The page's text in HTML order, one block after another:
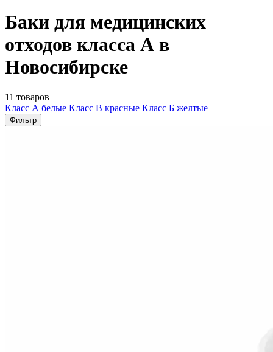
Баки для медицинских
отходов класса А в
Новосибирске
11 товаров
Класс А белые Класс В красные Класс Б желтые
Фильтр